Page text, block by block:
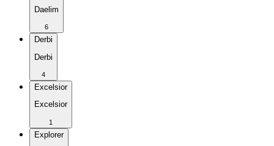
Daelim
6
Derbi
Derbi
4
Excelsior
Excelsior
1
Explorer